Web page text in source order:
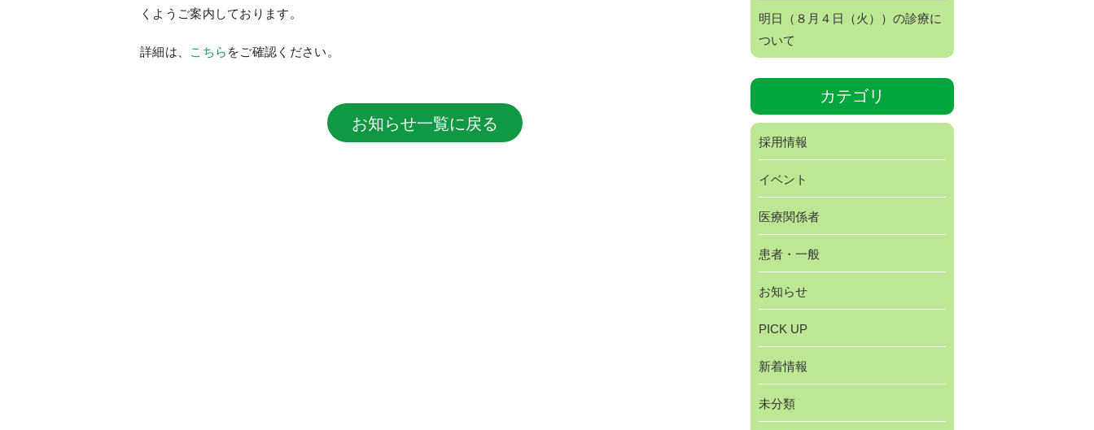
くようご案内しております。
詳細は、 こちら をご確認ください。
お知らせ一覧に戻る
明日（８月４日（火））の診療に
ついて
カテゴリ
採用情報
イベント
医療関係者
患者・一般
お知らせ
PICK UP
新着情報
未分類